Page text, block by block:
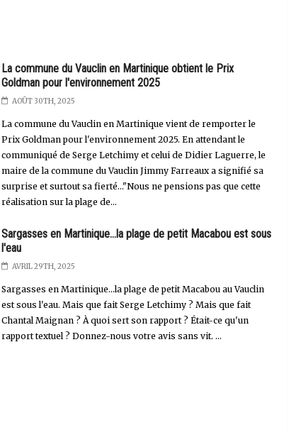
La commune du Vauclin en Martinique obtient le Prix
Goldman pour l'environnement 2025
AOÛT 30TH, 2025
La commune du Vauclin en Martinique vient de remporter le
Prix Goldman pour l'environnement 2025. En attendant le
communiqué de Serge Letchimy et celui de Didier Laguerre, le
maire de la commune du Vauclin Jimmy Farreaux a signifié sa
surprise et surtout sa fierté..."Nous ne pensions pas que cette
réalisation sur la plage de...
Sargasses en Martinique...la plage de petit Macabou est sous
l'eau
AVRIL 29TH, 2025
Sargasses en Martinique…la plage de petit Macabou au Vauclin
est sous l'eau. Mais que fait Serge Letchimy ? Mais que fait
Chantal Maignan ? À quoi sert son rapport ? Était-ce qu'un
rapport textuel ? Donnez-nous votre avis sans vit. ...